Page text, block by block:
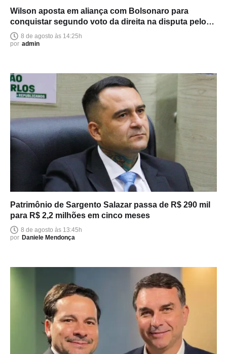
Wilson aposta em aliança com Bolsonaro para
conquistar segundo voto da direita na disputa pelo
Senado
8 de agosto às 14:25h
por admin
Patrimônio de Sargento Salazar passa de R$ 290 mil
para R$ 2,2 milhões em cinco meses
8 de agosto às 13:45h
por Daniele Mendonça